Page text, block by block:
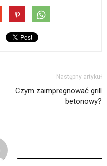
Następny artykuł
Czym zaimpregnować grill
betonowy?